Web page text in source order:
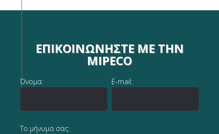
ΕΠΙΚΟΙΝΩΝΉΣΤΕ ΜΕ ΤΗΝ
MIPECO
Όνομα: E-mail:
Το μήνυμα σας: